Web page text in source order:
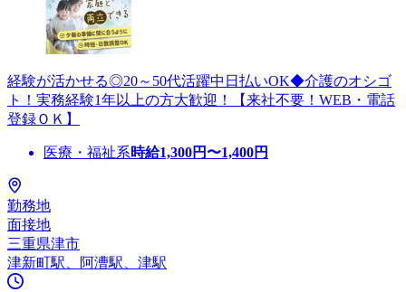
経験が活かせる◎20～50代活躍中日払いOK◆介護のオシゴ
ト！実務経験1年以上の方大歓迎！【来社不要！WEB・電話
登録ＯＫ】
医療・福祉系時給1,300円〜1,400円
勤務地
面接地
三重県津市
津新町駅、阿漕駅、津駅